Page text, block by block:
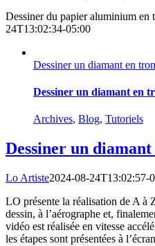
Dessiner du papier aluminium en
24T13:02:34-05:00
Dessiner un diamant en
Dessiner un diamant en
Archives, Blog, Tutoriels
Dessiner un
Lo Artiste2024-08-24T13:02:57-
LO présente la réalisation de A à
dessin, à l’aérographe et,
vidéo est réalisée en vitesse
les étapes sont présentées à